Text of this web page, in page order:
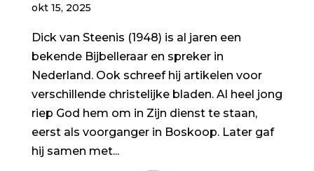
okt 15, 2025
Dick van Steenis (1948) is al jaren een
bekende Bijbelleraar en spreker in
Nederland. Ook schreef hij artikelen voor
verschillende christelijke bladen. Al heel jong
riep God hem om in Zijn dienst te staan,
eerst als voorganger in Boskoop. Later gaf
hij samen met...